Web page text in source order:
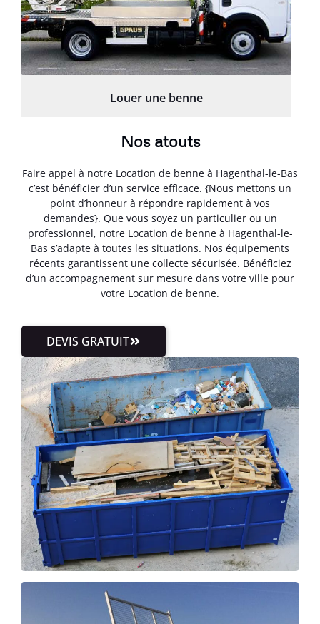
Louer une benne
Nos atouts
Faire appel à notre Location de benne à Hagenthal-le-Bas
c’est bénéficier d’un service efficace. {Nous mettons un
point d’honneur à répondre rapidement à vos
demandes}. Que vous soyez un particulier ou un
professionnel, notre Location de benne à Hagenthal-le-
Bas s’adapte à toutes les situations. Nos équipements
récents garantissent une collecte sécurisée. Bénéficiez
d’un accompagnement sur mesure dans votre ville pour
votre Location de benne.
DEVIS GRATUIT